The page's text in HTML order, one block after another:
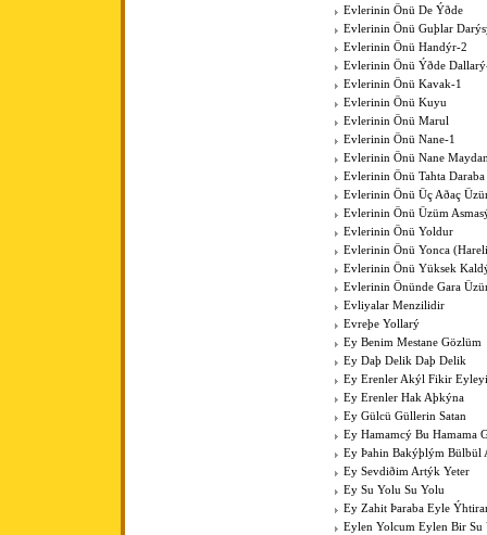
Evlerinin Önü De Ýðde
Evlerinin Önü Guþlar
Evlerinin Önü Handýr-2
Evlerinin Önü Ýðde
Evlerinin Önü Kavak-1
Evlerinin Önü Kuyu
Evlerinin Önü Marul
Evlerinin Önü Nane-1
Evlerinin Önü Nane
Evlerinin Önü Tahta Daraba
Evlerinin Önü Üç Aðaç
Evlerinin Önü Üzüm
Evlerinin Önü Yoldur
Evlerinin Önü Yonca
Evlerinin Önü Yüksek
Evlerinin Önünde Gara
Evliyalar Menzilidir
Evreþe Yollarý
Ey Benim Mestane Gözlüm
Ey Daþ Delik Daþ Delik
Ey Erenler Akýl Fikir
Ey Erenler Hak Aþkýna
Ey Gülcü Güllerin Satan
Ey Hamamcý Bu Hamama
Ey Þahin Bakýþlým Bülbül
Ey Sevdiðim Artýk Yeter
Ey Su Yolu Su Yolu
Ey Zahit Þaraba Eyle
Eylen Yolcum Eylen Bir Su